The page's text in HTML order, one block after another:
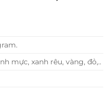
mực, xanh rêu, vàng, đỏ,..